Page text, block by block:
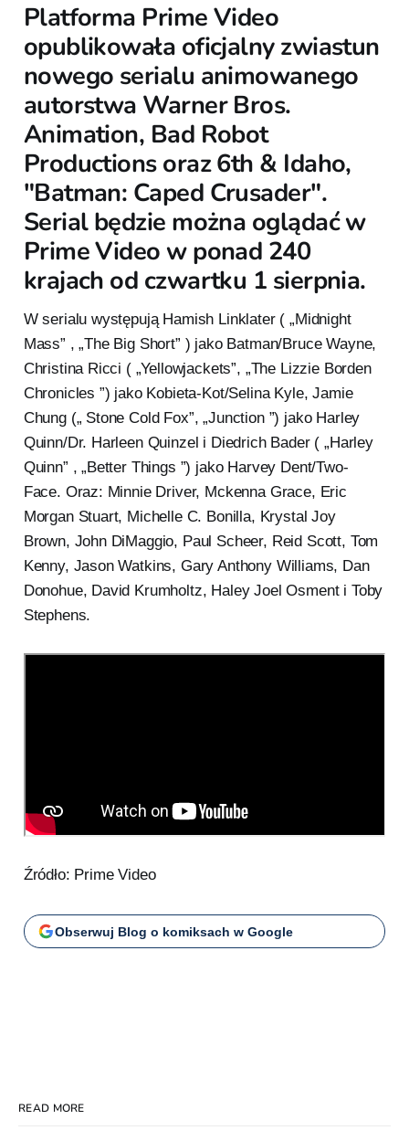
Platforma Prime Video
opublikowała oficjalny zwiastun
nowego serialu animowanego
autorstwa Warner Bros.
Animation, Bad Robot
Productions oraz 6th & Idaho,
"Batman: Caped Crusader".
Serial będzie można oglądać w
Prime Video w ponad 240
krajach od czwartku 1 sierpnia.
W serialu występują Hamish Linklater ( „Midnight
Mass” , „The Big Short” ) jako Batman/Bruce Wayne,
Christina Ricci ( „Yellowjackets”, „The Lizzie Borden
Chronicles ”) jako Kobieta-Kot/Selina Kyle, Jamie
Chung („ Stone Cold Fox”, „Junction ”) jako Harley
Quinn/Dr. Harleen Quinzel i Diedrich Bader ( „Harley
Quinn” , „Better Things ”) jako Harvey Dent/Two-
Face. Oraz: Minnie Driver, Mckenna Grace, Eric
Morgan Stuart, Michelle C. Bonilla, Krystal Joy
Brown, John DiMaggio, Paul Scheer, Reid Scott, Tom
Kenny, Jason Watkins, Gary Anthony Williams, Dan
Donohue, David Krumholtz, Haley Joel Osment i Toby
Stephens.
Źródło: Prime Video
Obserwuj Blog o komiksach w Google
READ MORE